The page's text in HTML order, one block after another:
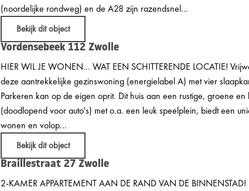
(noordelijke rondweg) en de A28 zijn razendsnel...
Bekijk dit object
Vordensebeek 112 Zwolle
HIER WIL JE WONEN… WAT EEN SCHITTERENDE LOCATIE!
deze aantrekkelijke gezinswoning (energielabel A) met vier
Parkeren kan op de eigen oprit. Dit huis aan een rustige, groene
(doodlopend voor auto's) met o.a. een leuk speelplein, biedt een
wonen en volop...
Bekijk dit object
Braillestraat 27 Zwolle
2-KAMER APPARTEMENT AAN DE RAND VAN DE